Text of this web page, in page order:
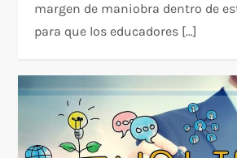
margen de maniobra dentro de
para que los educadores […]